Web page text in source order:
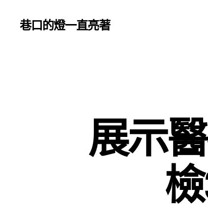
巷口的燈一直亮著
展示